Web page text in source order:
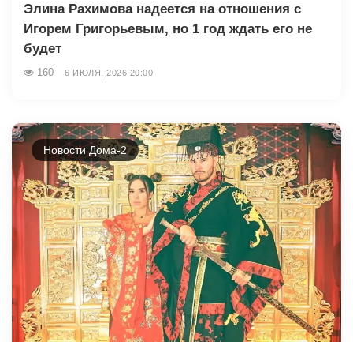
Элина Рахимова надеется на отношения с
Игорем Григорьевым, но 1 год ждать его не
будет
160 6 ИЮЛЯ, 2026 20:00
Новости Дома-2